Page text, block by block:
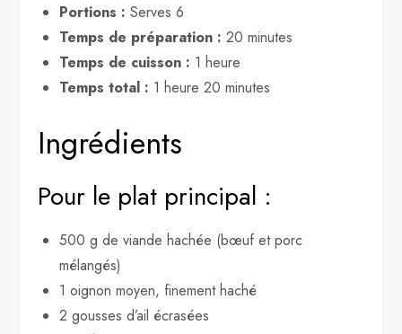
Portions : Serves 6
Temps de préparation : 20 minutes
Temps de cuisson : 1 heure
Temps total : 1 heure 20 minutes
Ingrédients
Pour le plat principal :
500 g de viande hachée (bœuf et porc
mélangés)
1 oignon moyen, finement haché
2 gousses d’ail écrasées